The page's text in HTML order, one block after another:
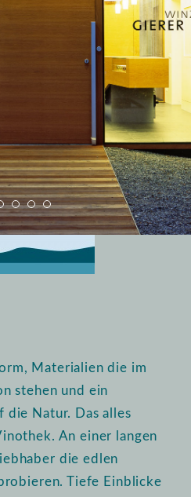
Materialien die im
stehen und ein
die Natur. Das alles
An einer langen
die edlen
Tiefe Einblicke